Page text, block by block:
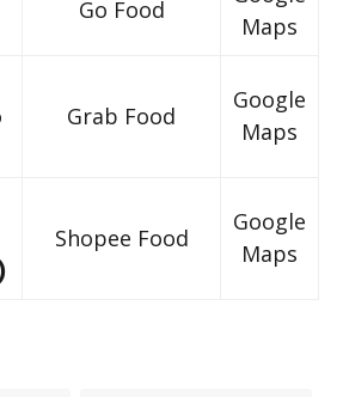
Go Food
Maps
Grab Food
Google
Maps
Shopee Food
Google
Maps